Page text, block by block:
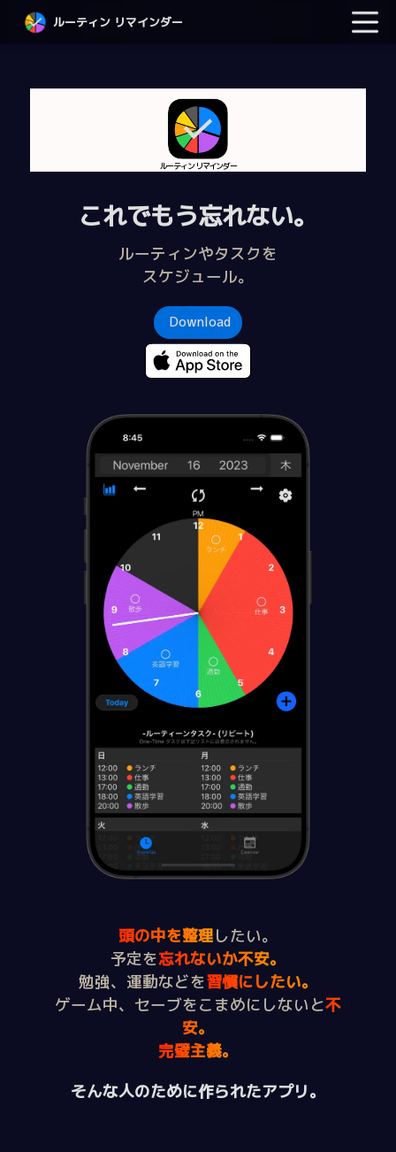
ルーティン リマインダー
ルーティン リマインダー
これでもう忘れない。
ルーティンやタスクを
スケジュール。
Download
頭の中を整理したい。
予定を忘れないか不安。
勉強、運動などを習慣にしたい。
ゲーム中、セーブをこまめにしないと不
安。
完璧主義。
そんな人のために作られたアプリ。